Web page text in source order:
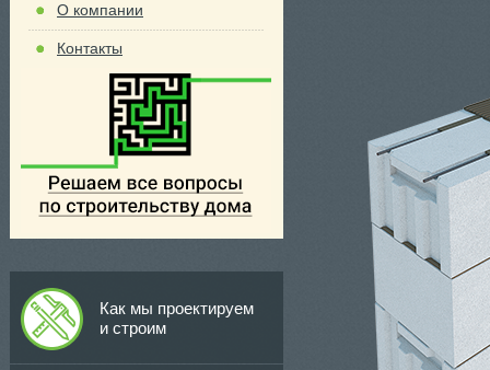
О компании
Контакты
Как мы проектируем
и строим